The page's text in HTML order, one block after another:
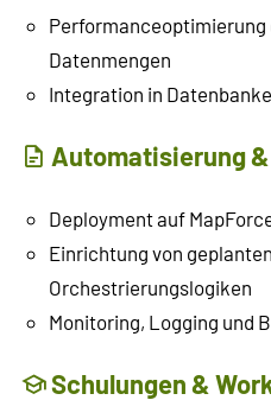
Performanceoptimierung
Datenmengen
Integration in
Automatisierung
Deployment auf
Einrichtung von
Orchestrierungslogiken
Monitoring, Logging und
Schulungen &